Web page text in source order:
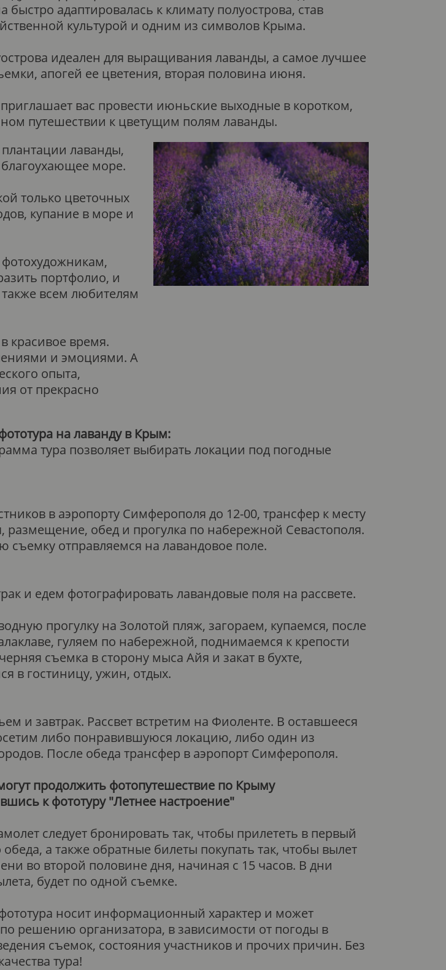
быстро адаптировалась к климату полуострова, став
культурой и одним из символов Крыма.
идеален для выращивания лаванды, а самое лучшее
апогей ее цветения, вторая половина июня.
вас провести июньские выходные в коротком,
путешествии к цветущим полям лаванды.
лаванды,
благоухающее море.
только цветочных
купание в море и
портфолио, и
всем любителям
красивое время.
и эмоциями. А
опыта,
от прекрасно
на лаванду в Крым:
тура позволяет выбирать локации под погодные
в аэропорту Симферополя до 12-00, трансфер к месту
размещение, обед и прогулка по набережной Севастополя.
съемку отправляемся на лавандовое поле.
и едем фотографировать лавандовые поля на рассвете.
прогулку на Золотой пляж, загораем, купаемся, после
гуляем по набережной, поднимаемся к крепости
съемка в сторону мыса Айя и закат в бухте,
в гостиницу, ужин, отдых.
и завтрак. Рассвет встретим на Фиоленте. В оставшееся
либо понравившуюся локацию, либо один из
После обеда трансфер в аэропорт Симферополя.
продолжить фотопутешествие по Крыму
к фототуру"Летнее настроение"
следует бронировать так, чтобы прилететь в первый
обеда, а также обратные билеты покупать так, чтобы вылет
во второй половине дня, начиная с 15 часов. В дни
будет по одной съемке.
носит информационный характер и может
решению организатора, в зависимости от погоды в
съемок, состояния участников и прочих причин. Без
тура!